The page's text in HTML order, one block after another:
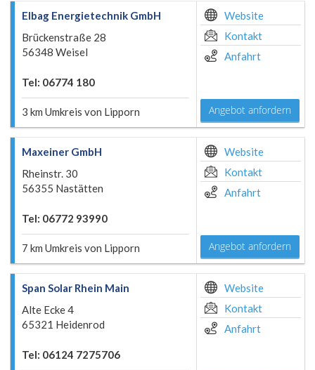
Elbag Energietechnik GmbH
Brückenstraße 28
56348 Weisel
Tel: 06774 180
3 km Umkreis von Lipporn
Website
Kontakt
Anfahrt
Angebot anfordern
Maxeiner GmbH
Rheinstr. 30
56355 Nastätten
Tel: 06772 93990
7 km Umkreis von Lipporn
Website
Kontakt
Anfahrt
Angebot anfordern
Span Solar Rhein Main
Alte Ecke 4
65321 Heidenrod
Tel: 06124 7275706
Website
Kontakt
Anfahrt